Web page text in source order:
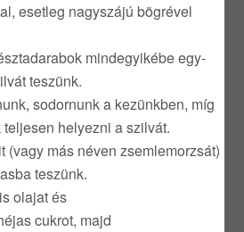
esetleg nagyszájú bögrével
mindegyikébe egy-
teszünk.
sodornunk a kezünkben, míg
helyezni a szilvát.
(vagy más néven zsemlemorzsát)
teszünk.
olajat és
cukrot, majd